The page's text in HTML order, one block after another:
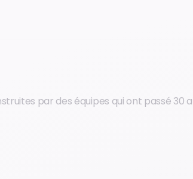
par des équipes qui ont passé 30